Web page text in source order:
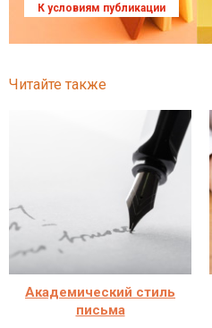
К условиям публикации
Читайте также
Академический стиль
письма